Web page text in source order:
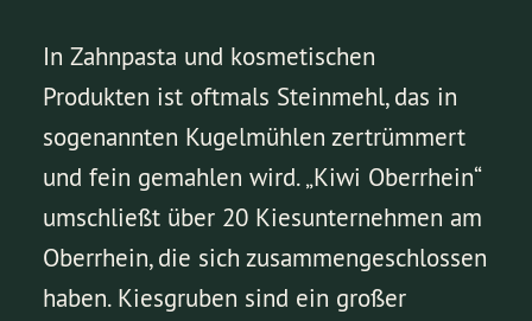
In Zahnpasta und kosmetischen
Produkten ist oftmals Steinmehl, das in
sogenannten Kugelmühlen zertrümmert
und fein gemahlen wird. „Kiwi Oberrhein“
umschließt über 20 Kiesunternehmen am
Oberrhein, die sich zusammengeschlossen
haben. Kiesgruben sind ein großer